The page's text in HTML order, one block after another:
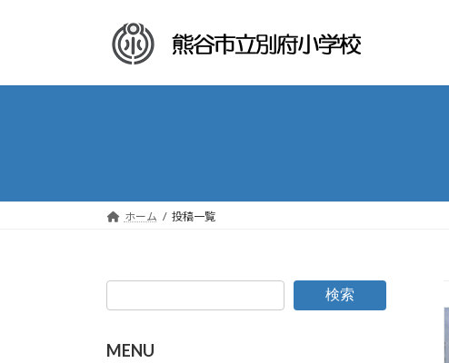
プ
動
ホーム 投稿一覧
検索
MENU